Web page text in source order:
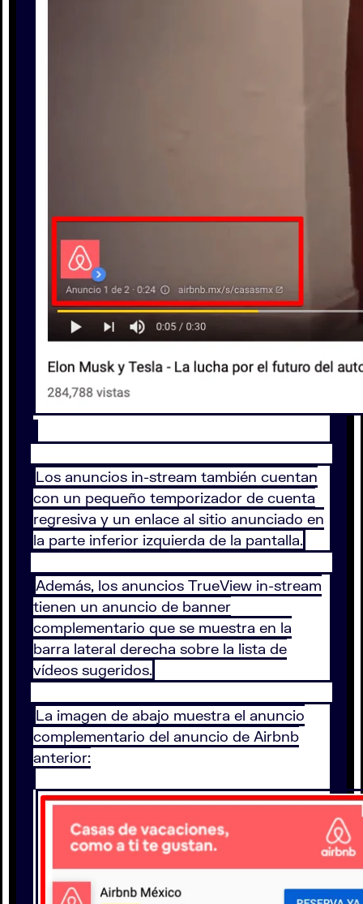
Los anuncios in-stream también cuentan
con un pequeño temporizador de cuenta
regresiva y un enlace al sitio anunciado en
la parte inferior izquierda de la pantalla.
Además, los anuncios TrueView in-stream
tienen un anuncio de banner
complementario que se muestra en la
barra lateral derecha sobre la lista de
vídeos sugeridos.
La imagen de abajo muestra el anuncio
complementario del anuncio de Airbnb
anterior: